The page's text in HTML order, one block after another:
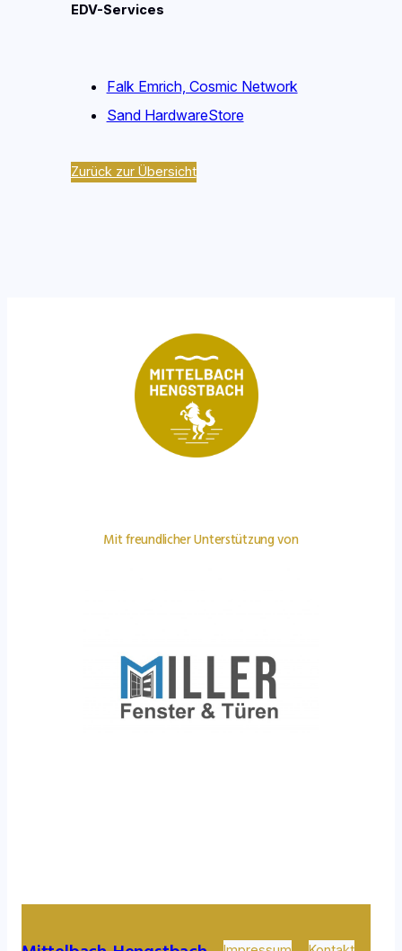
EDV-Services
Falk Emrich, Cosmic Network
Sand HardwareStore
Zurück zur Übersicht
Mit freundlicher Unterstützung von